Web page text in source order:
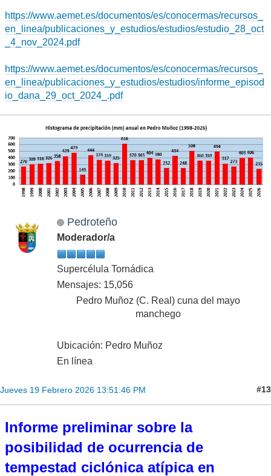
https://www.aemet.es/documentos/es/conocermas/recursos_
en_linea/publicaciones_y_estudios/estudios/estudio_28_oct
_4_nov_2024.pdf
https://www.aemet.es/documentos/es/conocermas/recursos_
en_linea/publicaciones_y_estudios/estudios/informe_episod
io_dana_29_oct_2024_.pdf
Pedroteño
Moderador/a
Supercélula Tornádica
Mensajes: 15,056
Pedro Muñoz (C. Real) cuna del mayo
manchego
Ubicación: Pedro Muñoz
En línea
Jueves 19 Febrero 2026 13:51:46 PM #13
Informe preliminar sobre la
posibilidad de ocurrencia de
tempestad ciclónica atípica en